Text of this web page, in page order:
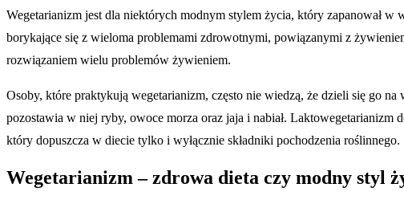
Wegetarianizm jest dla niektórych modnym stylem życia, który zapanował
borykające się z wieloma problemami zdrowotnymi, powiązanymi z
rozwiązaniem wielu problemów żywieniem.
Osoby, które praktykują wegetarianizm, często nie wiedzą, że dzieli się go
pozostawia w niej ryby, owoce morza oraz jaja i nabiał. Laktowegetarianizm
który dopuszcza w diecie tylko i wyłącznie składniki pochodzenia roślinnego.
Wegetarianizm – zdrowa dieta czy modny styl